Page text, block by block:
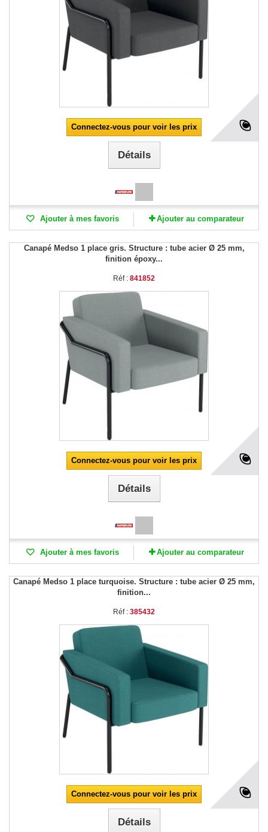
Connectez-vous pour voir les prix
Détails
Ajouter à mes favoris Ajouter au comparateur
Canapé Medso 1 place gris. Structure : tube acier Ø 25 mm,
finition époxy...
Réf : 841852
Connectez-vous pour voir les prix
Détails
Ajouter à mes favoris Ajouter au comparateur
Canapé Medso 1 place turquoise. Structure : tube acier Ø 25 mm,
finition...
Réf : 385432
Connectez-vous pour voir les prix
Détails